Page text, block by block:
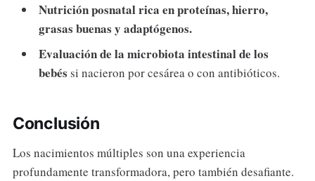
Nutrición posnatal rica en proteínas, hierro,
grasas buenas y adaptógenos.
Evaluación de la microbiota intestinal de los
bebés si nacieron por cesárea o con antibióticos.
Conclusión
Los nacimientos múltiples son una experiencia
profundamente transformadora, pero también desafiante.